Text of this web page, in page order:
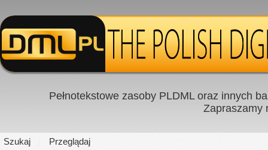
Pełnotekstowe zasoby PLDML oraz innych
Zapraszamy
Szukaj Przeglądaj